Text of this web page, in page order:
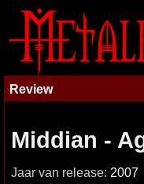
Review
Middian -
Jaar van release: 2007